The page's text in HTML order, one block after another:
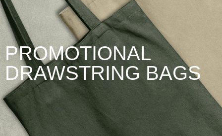
PROMOTIONAL
DRAWSTRING BAGS